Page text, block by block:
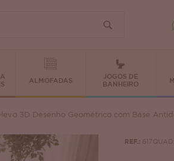
ALMOFADAS
JOGOS DE
BANHEIRO
3D Desenho Geométrico com Base
REF.: